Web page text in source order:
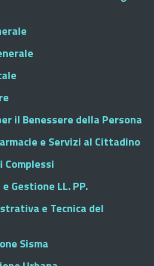
il Benessere della Persona
e Servizi al Cittadino
Complessi
Gestione LL. PP.
e Tecnica del
Sisma